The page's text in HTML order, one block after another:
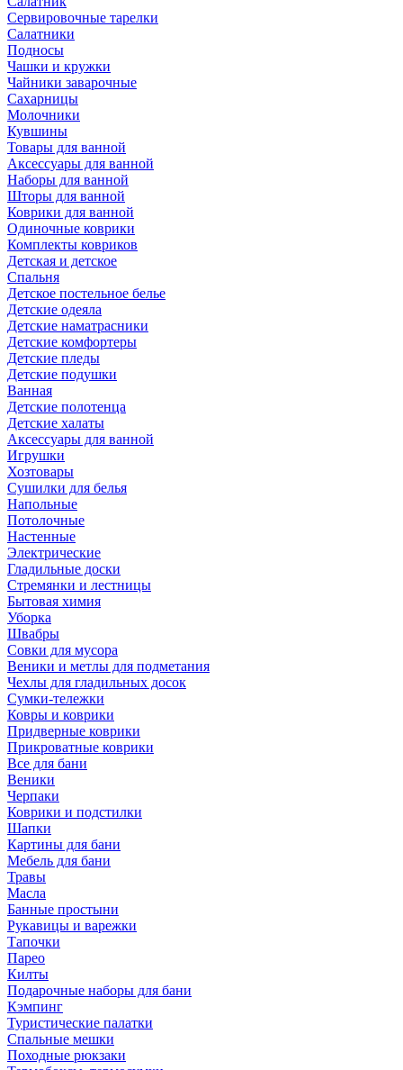
Сервировочные тарелки
Салатники
Подносы
Чашки и кружки
Чайники заварочные
Сахарницы
Молочники
Кувшины
Товары для ванной
Аксессуары для ванной
Наборы для ванной
Шторы для ванной
Коврики для ванной
Одиночные коврики
Комплекты ковриков
Детская и детское
Спальня
Детское постельное белье
Детские одеяла
Детские наматрасники
Детские комфортеры
Детские пледы
Детские подушки
Ванная
Детские полотенца
Детские халаты
Аксессуары для ванной
Игрушки
Хозтовары
Сушилки для белья
Напольные
Потолочные
Настенные
Электрические
Гладильные доски
Стремянки и лестницы
Бытовая химия
Уборка
Швабры
Совки для мусора
Веники и метлы для подметания
Чехлы для гладильных досок
Сумки-тележки
Ковры и коврики
Придверные коврики
Прикроватные коврики
Все для бани
Веники
Черпаки
Коврики и подстилки
Шапки
Картины для бани
Мебель для бани
Травы
Масла
Банные простыни
Рукавицы и варежки
Тапочки
Парео
Килты
Подарочные наборы для бани
Кэмпинг
Туристические палатки
Спальные мешки
Походные рюкзаки